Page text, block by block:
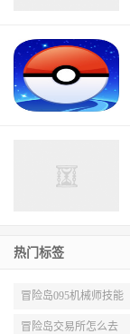
热门标签
冒险岛095机械师技能
展示 (9)
冒险岛交易所怎么去